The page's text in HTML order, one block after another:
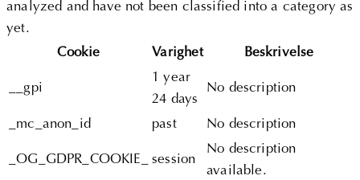
analyzed and have not been classified into a category as
yet.
Cookie
Varighet Beskrivelse
__gpi
1 year
24 days
No description
_mc_anon_id past No description
_OG_GDPR_COOKIE_ session
No description
available.